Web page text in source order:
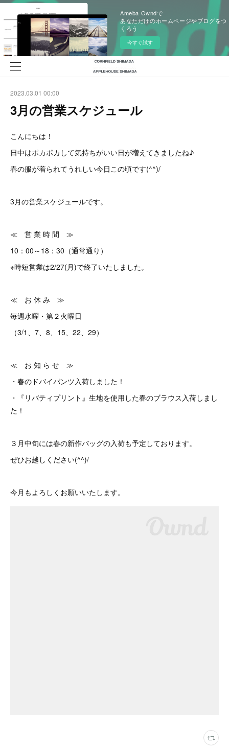
Ameba Owndで
あなただけのホームページやブログをつ
くろう
今すぐ試す
2023.03.01 00:00
3月の営業スケジュール
こんにちは！
日中はポカポカして気持ちがいい日が増えてきましたね♪
春の服が着られてうれしい今日この頃です(^^)/
3月の営業スケジュールです。
≪ 営 業 時 間 ≫
10：00～18：30（通常通り）
※時短営業は2/27(月)で終了いたしました。
≪ お 休 み ≫
毎週水曜・第２火曜日
（3/1、7、8、15、22、29）
≪ お 知 ら せ ≫
・春のドバイパンツ入荷しました！
・『リバティプリント』生地を使用した春のブラウス入荷しまし
た！
３月中旬には春の新作バッグの入荷も予定しております。
ぜひお越しください(^^)/
今月もよろしくお願いいたします。